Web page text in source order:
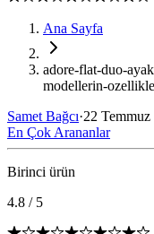
Ana Sayfa
adore-flat-duo-
modellerin-
Samet Bağcı·22 Temmuz
En Çok Arananlar
Birinci ürün
4.8 / 5